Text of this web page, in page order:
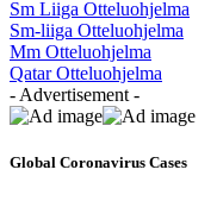
Sm Liiga Otteluohjelma
Sm-liiga Otteluohjelma
Mm Otteluohjelma
Qatar Otteluohjelma
- Advertisement -
Global Coronavirus Cases